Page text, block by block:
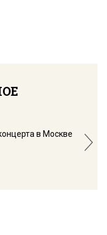
в Москве